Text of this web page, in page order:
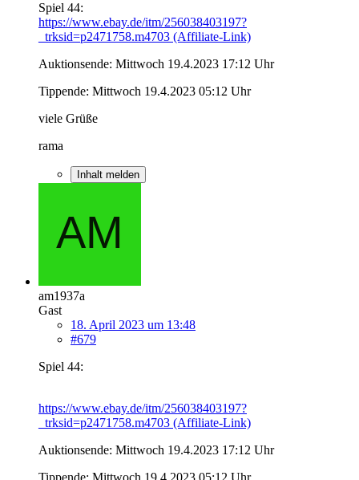
Spiel 44:
https://www.ebay.de/itm/256038403197?
_trksid=p2471758.m4703 (Affiliate-Link)
Auktionsende: Mittwoch 19.4.2023 17:12 Uhr
Tippende: Mittwoch 19.4.2023 05:12 Uhr
viele Grüße
rama
Inhalt melden
am1937a
Gast
18. April 2023 um 13:48
#679
Spiel 44:
https://www.ebay.de/itm/256038403197?
_trksid=p2471758.m4703 (Affiliate-Link)
Auktionsende: Mittwoch 19.4.2023 17:12 Uhr
Tippende: Mittwoch 19.4.2023 05:12 Uhr